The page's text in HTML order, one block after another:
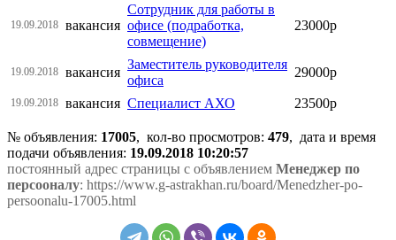
19.09.2018 вакансия
Сотрудник для работы в
офисе (подработка,
совмещение)
23000р
19.09.2018 вакансия
Заместитель руководителя
офиса
29000р
19.09.2018 вакансия Специалист АХО 23500р
№ объявления: 17005, кол-во просмотров: 479, дата и время
подачи объявления: 19.09.2018 10:20:57
постоянный адрес страницы с объявлением Менеджер по
персооналу: https://www.g-astrakhan.ru/board/Menedzher-po-
persoonalu-17005.html